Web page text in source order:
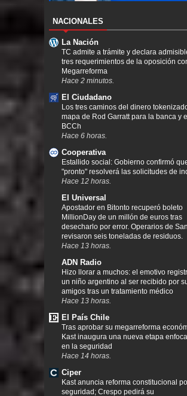
NACIONALES
La Nación
TC admite a trámite y declara
tres requerimientos de la oposición
Megarreforma
Hace 2 minutos.
El Ciudadano
Los tres caminos del dinero
mapa de Rod Garratt para la banca y el
BCCh
Hace 6 horas.
Cooperativa
Estallido social: Gobierno confirmó
"pronto" resolverá las solicitudes de
Hace 12 horas.
El Universal
Apostador en Bitonto recuperó boleto
MillionDay de un millón de euros tras
desecharlo por error. Operarios de
revisaron seis toneladas de residuos.
Hace 13 horas.
ADN Radio
Hizo llorar a muchos: el emotivo
un niño argentino al ser recibido por
amigos tras un tratamiento médico
Hace 13 horas.
El País Chile
Tras aprobar su megarreforma
Kast inaugura una nueva etapa
en la seguridad
Hace 14 horas.
Ciper
Kast anuncia reforma constitucional
seguridad; Crespo pedirá su